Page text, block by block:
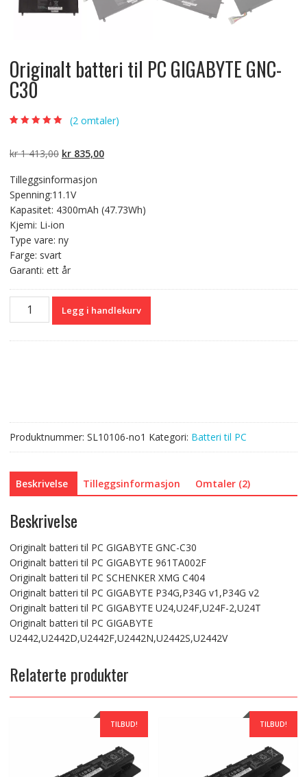
Originalt batteri til PC GIGABYTE GNC-
C30
kundevurderinger
(2omtaler)
kr1 413,00 Opprinnelig
var:
kr 1
413,00.
kr835,00Nåværende
Tilleggsinformasjon
Spenning:11.1V
Kapasitet: 4300mAh (47.73Wh)
Kjemi: Li-ion
Type vare: ny
Farge: svart
Garanti: ett år
Originalt
batteri
Legg i handlekurv
Produktnummer: SL10106-no1 Kategori: Batteri til PC
Beskrivelse Tilleggsinformasjon Omtaler (2)
Beskrivelse
Originalt batteri til PC GIGABYTE GNC-C30
Originalt batteri til PC GIGABYTE 961TA002F
Originalt batteri til PC SCHENKER XMG C404
Originalt batteri til PC GIGABYTE P34G,P34G v1,P34G v2
Originalt batteri til PC GIGABYTE U24,U24F,U24F-2,U24T
Originalt batteri til PC GIGABYTE
U2442,U2442D,U2442F,U2442N,U2442S,U2442V
Relaterte produkter
TILBUD! TILBUD!